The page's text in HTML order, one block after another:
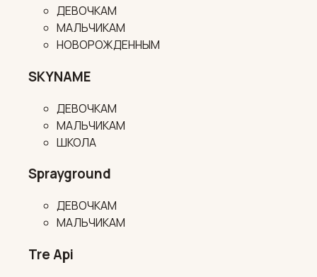
ДЕВОЧКАМ
МАЛЬЧИКАМ
НОВОРОЖДЕННЫМ
SKYNAME
ДЕВОЧКАМ
МАЛЬЧИКАМ
ШКОЛА
Sprayground
ДЕВОЧКАМ
МАЛЬЧИКАМ
Tre Api